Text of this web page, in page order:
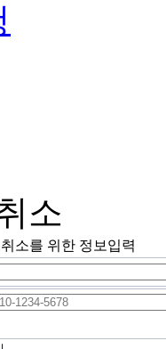
소
소를 위한 정보입력